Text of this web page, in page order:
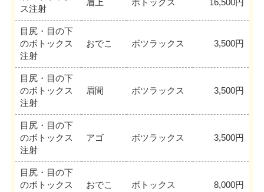
ス注射
眉上 ボトックス 16,500円
目尻・目の下
のボトックス
注射
おでこ ボツラックス 3,500円
目尻・目の下
のボトックス
注射
眉間 ボツラックス 3,500円
目尻・目の下
のボトックス
注射
アゴ ボツラックス 3,500円
目尻・目の下
のボトックス
おでこ ボトックス 8,000円